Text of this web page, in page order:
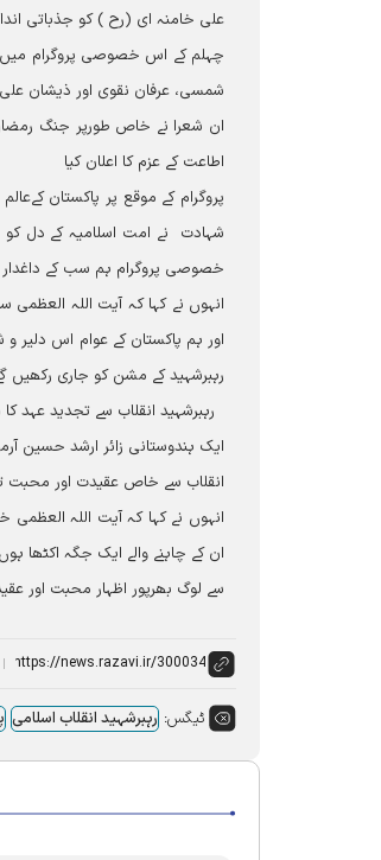
علی خامنہ ای (رح ) کو جذباتی
چہلم کے اس خصوصی پروگرام میں
شمسی، عرفان نقوی اور ذیشان علی
ان شعرا نے خاص طورپر جنگ رمضان
اطاعت کے عزم کا اعلان کیا
پروگرام کے موقع پر پاکستان
شہادت نے امت اسلامیہ کے دل کو
خصوصی پروگرام ہم سب کے داغدار
انہوں نے کہا کہ آيت اللہ
اور ہم پاکستان کے عوام اس دلیر
رہبرشہید کے مشن کو جاری رکھیں
رہبرشہید انقلاب سے تجدید عہد
ایک ہندوستانی زائر ارشد حسین
انقلاب سے خاص عقیدت اور محبت
انہوں نے کہا کہ آیت اللہ
ان کے چاہنے والے ایک جگہ اکٹھا
سے لوگ بھرپور اظہار محبت اور
ٹیگس: رہبرشہید انقلاب اسلامی